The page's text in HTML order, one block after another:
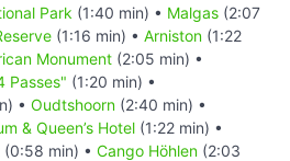
Park (1:40 min) • Malgas (2:07
(1:16 min) • Arniston (1:22
Monument (2:05 min) •
Passes" (1:20 min) •
• Oudtshoorn (2:40 min) •
& Queen’s Hotel (1:22 min) •
(0:58 min) • Cango Höhlen (2:03